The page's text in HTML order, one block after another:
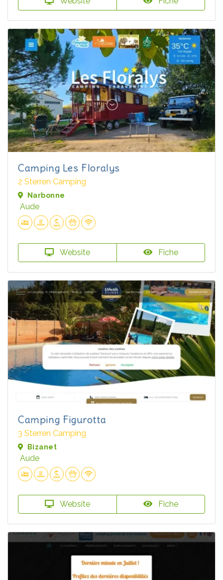
Camping Les Floralys
2 Sterren Camping
Narbonne
Aude
Website Fiche
Camping Figurotta
3 Sterren Camping
Bizanet
Aude
Website Fiche